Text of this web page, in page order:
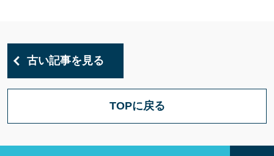
古い記事を見る
TOPに戻る